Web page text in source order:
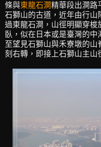
條與東龍石澗精華段出澗路
石獅山的古道，近年由行
過東龍石澗，山徑明顯穿
臥，似在日本或是臺灣的
至望見石獅山與禾寮墩的
刻右轉，即接上石獅山主山